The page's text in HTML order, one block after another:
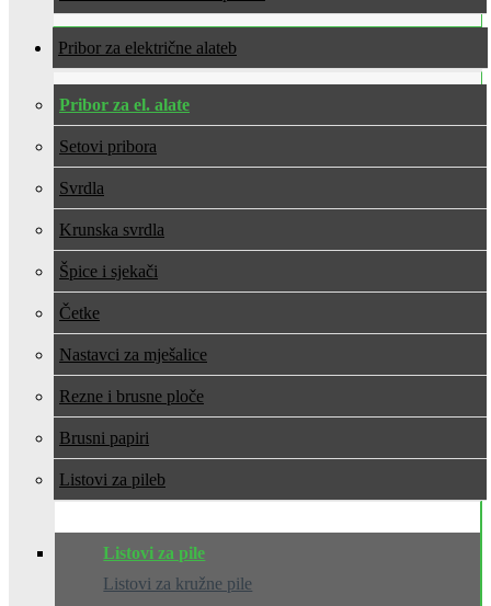
Pribor za električne alate
Pribor za el. alate
Setovi pribora
Svrdla
Krunska svrdla
Špice i sjekači
Četke
Nastavci za mješalice
Rezne i brusne ploče
Brusni papiri
Listovi za pile
Listovi za pile
Listovi za kružne pile